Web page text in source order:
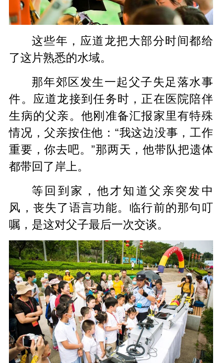
这些年，应道龙把大部分时间都给
了这片熟悉的水域。
那年郊区发生一起父子失足落水事
件。应道龙接到任务时，正在医院陪伴
生病的父亲。他刚准备汇报家里有特殊
情况，父亲按住他：“我这边没事，工作
重要，你去吧。”那两天，他带队把遗体
都带回了岸上。
等回到家，他才知道父亲突发中
风，丧失了语言功能。临行前的那句叮
嘱，是这对父子最后一次交谈。